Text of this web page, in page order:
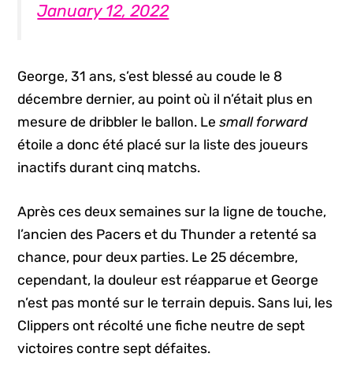
January 12, 2022
George, 31 ans, s’est blessé au coude le 8
décembre dernier, au point où il n’était plus en
mesure de dribbler le ballon. Lesmall forward
étoile a donc été placé sur la liste des joueurs
inactifs durant cinq matchs.
Après ces deux semaines sur la ligne de touche,
l’ancien des Pacers et du Thunder a retenté sa
chance, pour deux parties. Le 25 décembre,
cependant, la douleur est réapparue et George
n’est pas monté sur le terrain depuis. Sans lui, les
Clippers ont récolté une fiche neutre de sept
victoires contre sept défaites.